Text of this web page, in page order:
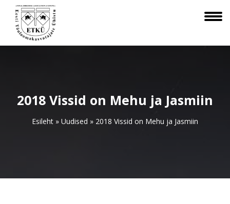
2018 Vissid on Mehu ja Jasmiin
Esileht » Uudised » 2018 Vissid on Mehu ja Jasmiin